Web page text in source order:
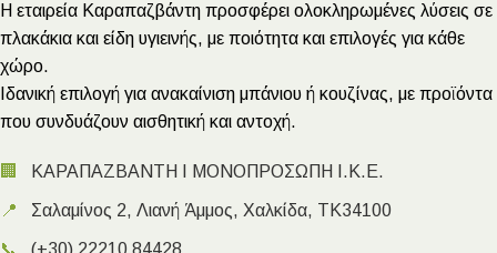
Η εταιρεία Καραπαζβάντη προσφέρει ολοκληρωμένες λύσεις σε
πλακάκια και είδη υγιεινής, με ποιότητα και επιλογές για κάθε
χώρο.
Ιδανική επιλογή για ανακαίνιση μπάνιου ή κουζίνας, με προϊόντα
που συνδυάζουν αισθητική και αντοχή.
🏢 ΚΑΡΑΠΑΖΒΑΝΤΗ Ι ΜΟΝΟΠΡΟΣΩΠΗ Ι.Κ.Ε.
📍 Σαλαμίνος 2, Λιανή Άμμος, Χαλκίδα, ΤΚ34100